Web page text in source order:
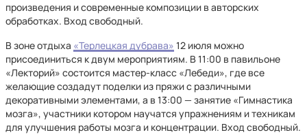
произведения и современные композиции в авторских
обработках. Вход свободный.
В зоне отдыха «Терлецкая дубрава» 12 июля можно
присоединиться к двум мероприятиям. В 11:00 в павильоне
«Лекторий» состоится мастер-класс «Лебеди», где все
желающие создадут поделки из пряжи с различными
декоративными элементами, а в 13:00 — занятие «Гимнастика
мозга», участники котором научатся упражнениям и техникам
для улучшения работы мозга и концентрации. Вход свободный.